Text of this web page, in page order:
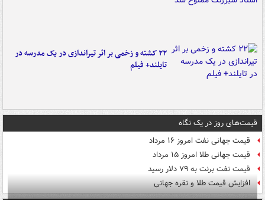
۲۲ کشته و زخمی بر اثر تیراندازی در یک مدرسه در
تایلند+ فیلم
قیمت‌های روز در یک نگاه
قیمت جهانی نفت امروز ۱۶ مرداد
قیمت جهانی طلا امروز ۱۵ مرداد
قیمت نفت برنت به ۷۹ دلار رسید
افزایش قیمت طلا و نقره جهانی